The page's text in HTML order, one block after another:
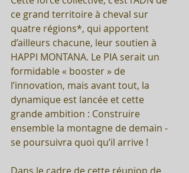
ce grand territoire à cheval sur
quatre régions*, qui apportent
d’ailleurs chacune, leur soutien à
HAPPI MONTANA. Le PIA serait un
formidable « booster » de
l’innovation, mais avant tout, la
dynamique est lancée et cette
grande ambition : Construire
ensemble la montagne de demain -
se poursuivra quoi qu’il arrive !